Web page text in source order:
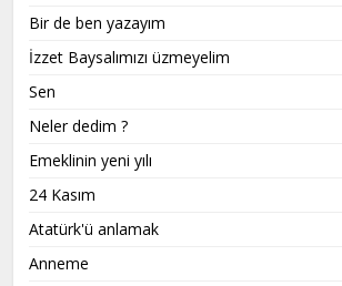
Bir de ben yazayım
İzzet Baysalımızı üzmeyelim
Sen
Neler dedim ?
Emeklinin yeni yılı
24 Kasım
Atatürk'ü anlamak
Anneme